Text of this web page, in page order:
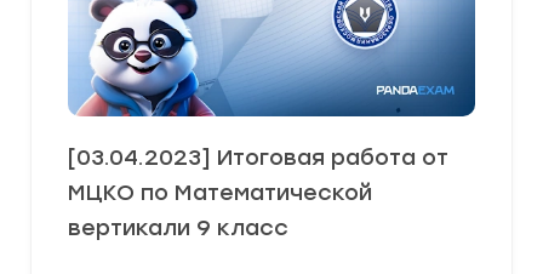
[03.04.2023] Итоговая работа от
МЦКО по Математической
вертикали 9 класс